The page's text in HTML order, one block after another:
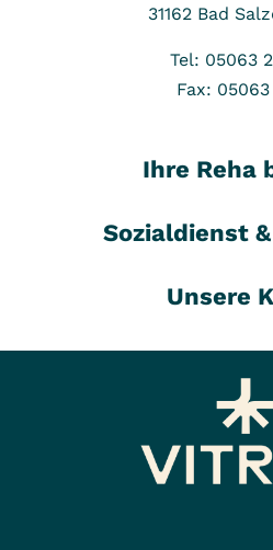
31162 Bad
Tel: 05063
Fax: 05063
Ihre Reha
Sozialdienst
Unsere